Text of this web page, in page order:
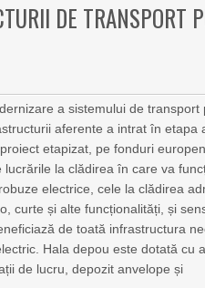
DE TRANSPORT
a sistemului de transport
aferente a intrat în etapa
etapizat, pe fonduri
lucrările la clădirea în care va
electrice, cele la clădirea
curte și alte funcționalități, și
de toată infrastructura
Hala depou este dotată cu
de lucru, depozit anvelope și